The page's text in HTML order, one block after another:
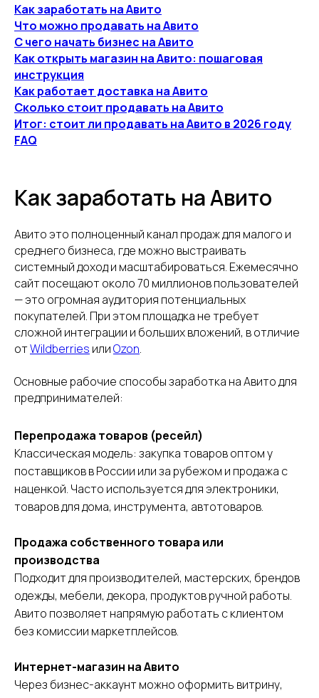
Как заработать на Авито
Что можно продавать на Авито
С чего начать бизнес на Авито
Как открыть магазин на Авито: пошаговая
инструкция
Как работает доставка на Авито
Сколько стоит продавать на Авито
Итог: стоит ли продавать на Авито в 2026 году
FAQ
Как заработать на Авито
Авито это полноценный канал продаж для малого и
среднего бизнеса, где можно выстраивать
системный доход и масштабироваться. Ежемесячно
сайт посещают около 70 миллионов пользователей
— это огромная аудитория потенциальных
покупателей. При этом площадка не требует
сложной интеграции и больших вложений, в отличие
отWildberries илиOzon.
Основные рабочие способы заработка на Авито для
предпринимателей:
Перепродажа товаров (ресейл)
Классическая модель: закупка товаров оптом у
поставщиков в России или за рубежом и продажа с
наценкой. Часто используется для электроники,
товаров для дома, инструмента, автотоваров.
Продажа собственного товара или
производства
Подходит для производителей, мастерских, брендов
одежды, мебели, декора, продуктов ручной работы.
Авито позволяет напрямую работать с клиентом
без комиссии маркетплейсов.
Интернет-магазин на Авито
Через бизнес-аккаунт можно оформить витрину,